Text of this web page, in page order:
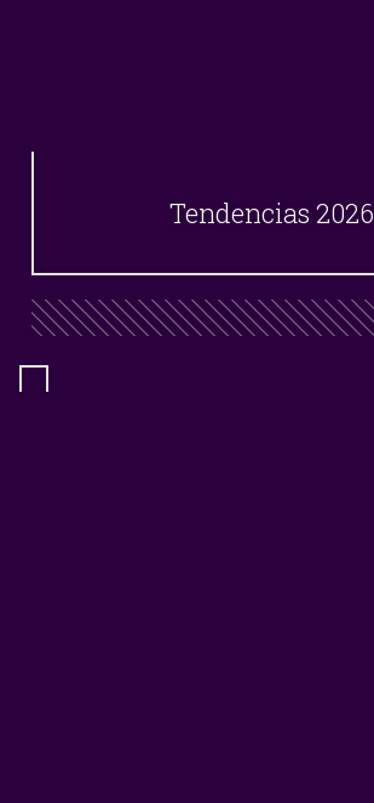
Tendencias 2026